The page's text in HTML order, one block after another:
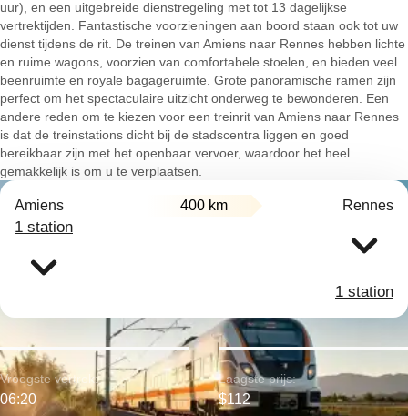
uur), en een uitgebreide dienstregeling met tot 13 dagelijkse
vertrektijden. Fantastische voorzieningen aan boord staan ook tot uw
dienst tijdens de rit. De treinen van Amiens naar Rennes hebben lichte
en ruime wagons, voorzien van comfortabele stoelen, en bieden veel
beenruimte en royale bagageruimte. Grote panoramische ramen zijn
perfect om het spectaculaire uitzicht onderweg te bewonderen. Een
andere reden om te kiezen voor een treinrit van Amiens naar Rennes
is dat de treinstations dicht bij de stadscentra liggen en goed
bereikbaar zijn met het openbaar vervoer, waardoor het heel
gemakkelijk is om u te verplaatsen.
Amiens 400 km Rennes
1 station
1 station
Vroegste vertrek:
06:20
Laagste prijs:
$112